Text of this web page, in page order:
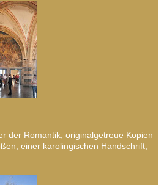
der Romantik, originalgetreue Kopien
einer karolingischen Handschrift,